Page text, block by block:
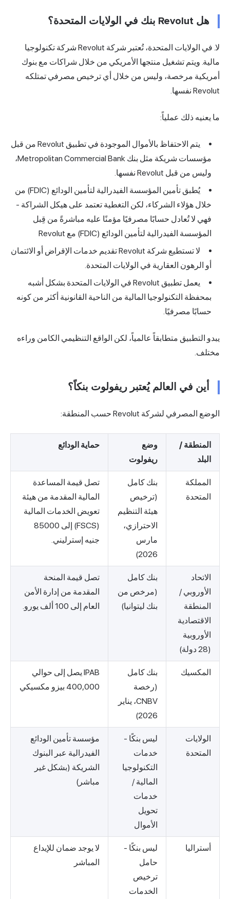
هل Revolut بنك في الولايات المتحدة؟
لا. في الولايات المتحدة، تُعتبر شركة Revolut شركة تكنولوجيا
مالية. ويتم تشغيل منتجها الأمريكي من خلال شراكات مع بنوك
أمريكية مرخصة، وليس من خلال أي ترخيص مصرفي تمتلكه
Revolut نفسها.
ما يعنيه ذلك عملياً:
يتم الاحتفاظ بالأموال الموجودة في تطبيق Revolut من قبل
مؤسسات شريكة مثل بنك Metropolitan Commercial Bank،
وليس من قبل Revolut نفسها.
يُطبق تأمين المؤسسة الفيدرالية لتأمين الودائع (FDIC) من
خلال هؤلاء الشركاء، لكن التغطية تعتمد على هيكل الشراكة -
فهي لا تُعادل حسابًا مصرفيًا مؤمنًا عليه مباشرةً من قِبل
المؤسسة الفيدرالية لتأمين الودائع (FDIC) مع Revolut
لا تستطيع شركة Revolut تقديم خدمات الإقراض أو الائتمان
أو الرهون العقارية في الولايات المتحدة.
يعمل تطبيق Revolut في الولايات المتحدة بشكل أشبه
بمحفظة التكنولوجيا المالية من الناحية القانونية أكثر من كونه
حسابًا مصرفيًا.
يبدو التطبيق متطابقاً عالمياً، لكن الواقع التنظيمي الكامن وراءه
مختلف.
أين في العالم يُعتبر ريفولوت بنكاً؟
الوضع المصرفي لشركة Revolut حسب المنطقة:
المنطقة /
البلد
وضع
ريفولوت
حماية الودائع
المملكة
المتحدة
بنك كامل
(ترخيص
هيئة التنظيم
الاحترازي،
مارس
2026)
تصل قيمة المساعدة
المالية المقدمة من هيئة
تعويض الخدمات المالية
(FSCS) إلى 85000
جنيه إسترليني.
الاتحاد
الأوروبي /
المنطقة
الاقتصادية
الأوروبية
(28 دولة)
بنك كامل
(مرخص من
بنك ليتوانيا)
تصل قيمة المنحة
المقدمة من إدارة الأمن
العام إلى 100 ألف يورو.
المكسيك
بنك كامل
(رخصة
CNBV، يناير
2026)
IPAB يصل إلى حوالي
400,000 بيزو مكسيكي
الولايات
المتحدة
ليس بنكًا -
خدمات
التكنولوجيا
المالية /
خدمات
تحويل
الأموال
مؤسسة تأمين الودائع
الفيدرالية عبر البنوك
الشريكة (بشكل غير
مباشر)
أستراليا
ليس بنكًا -
حامل
ترخيص
الخدمات
لا يوجد ضمان للإيداع
المباشر